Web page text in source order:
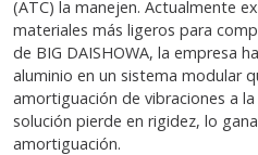
(ATC) la manejen. Actualmente
materiales más ligeros para
de BIG DAISHOWA, la empresa
aluminio en un sistema modular
amortiguación de vibraciones a
solución pierde en rigidez, lo
amortiguación.